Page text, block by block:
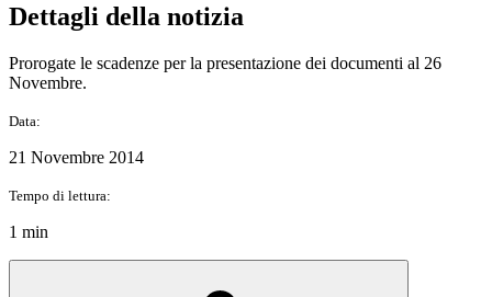
Dettagli della notizia
Prorogate le scadenze per la presentazione dei documenti al 26
Novembre.
Data:
21 Novembre 2014
Tempo di lettura:
1 min